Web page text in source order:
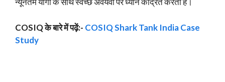
COSIQ के बारे में पढ़ें:- COSIQ Shark Tank India Case
Study